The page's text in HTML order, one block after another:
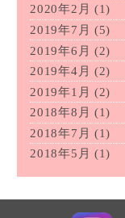
2020年2月 (1)
2019年7月 (5)
2019年6月 (2)
2019年4月 (2)
2019年1月 (2)
2018年8月 (1)
2018年7月 (1)
2018年5月 (1)